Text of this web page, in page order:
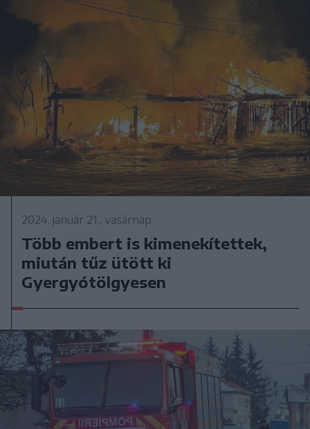
2024. január 21., vasárnap
Több embert is kimenekítettek,
miután tűz ütött ki
Gyergyótölgyesen